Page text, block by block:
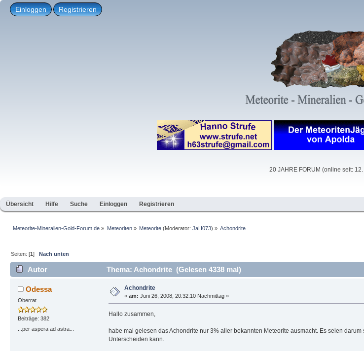
Einloggen Registrieren
20 JAHRE FORUM (online seit:
Übersicht Hilfe Suche Einloggen Registrieren
Meteorite-Mineralien-Gold-Forum.de » Meteoriten» Meteorite(Moderator: JaH073) » Achondrite
Seiten: [1]Nach unten
Autor Thema: Achondrite (Gelesen 4338 mal)
Odessa
Oberrat
Beiträge: 382
...per aspera ad astra...
Achondrite
« am: Juni 26, 2008, 20:32:10 Nachmittag »
Hallo zusammen,
habe mal gelesen das Achondrite nur 3% aller bekannten Meteorite ausmacht. Es seien
Unterscheiden kann.